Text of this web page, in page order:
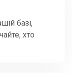
базі,
хто